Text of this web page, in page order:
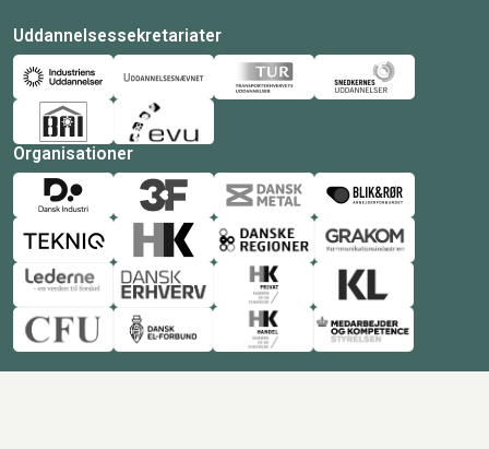
Uddannelsessekretariater
Organisationer